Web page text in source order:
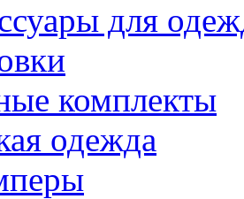
для
комплекты
одежда